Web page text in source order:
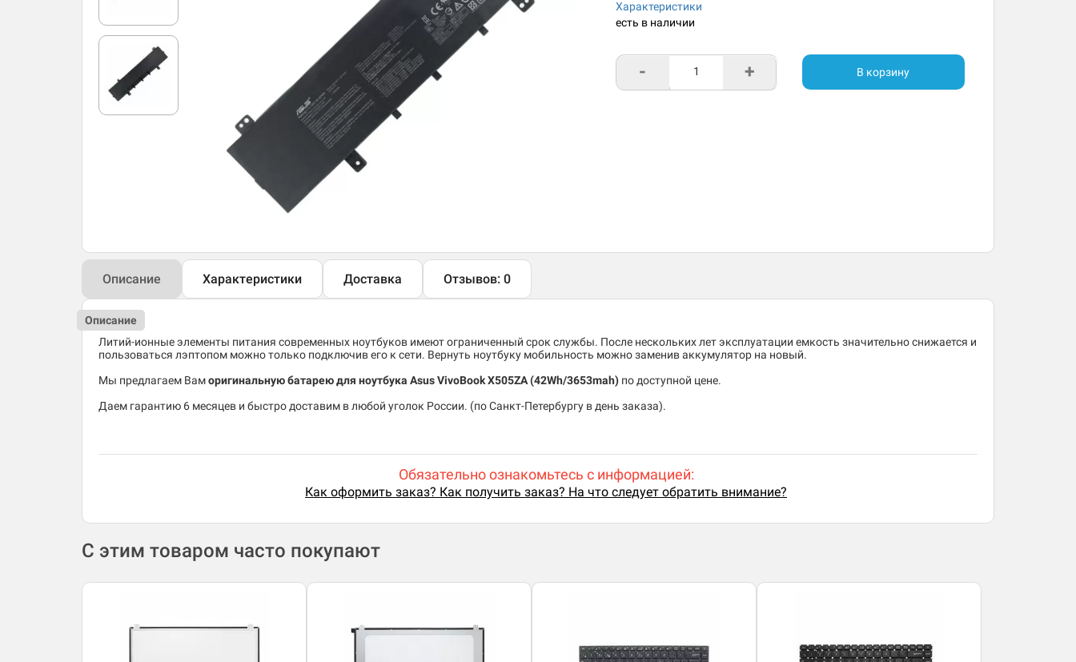
Характеристики
есть в наличии
- + В корзину
Описание Характеристики Доставка Отзывов: 0
Описание
Литий-ионные элементы питания современных ноутбуков имеют ограниченный срок службы. После нескольких лет эксплуатации емкость значительно снижается и
пользоваться лэптопом можно только подключив его к сети. Вернуть ноутбуку мобильность можно заменив аккумулятор на новый.
Мы предлагаем Ваморигинальную батарею для ноутбука Asus VivoBook X505ZA (42Wh/3653mah) по доступной цене.
Даем гарантию 6 месяцев и быстро доставим в любой уголок России. (по Санкт-Петербургу в день заказа).
Обязательно ознакомьтесь с информацией:
Как оформить заказ? Как получить заказ? На что следует обратить внимание?
С этим товаром часто покупают